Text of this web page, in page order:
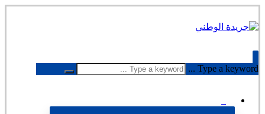
Type a keyword ...